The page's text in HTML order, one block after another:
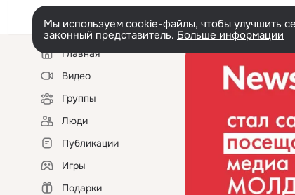
Мы используем cookie-файлы, чтобы улучшить
законный представитель. Больше информации
Левая
колонкаГлавная
Видео
Группы
Люди
Публикации
Игры
Подарки